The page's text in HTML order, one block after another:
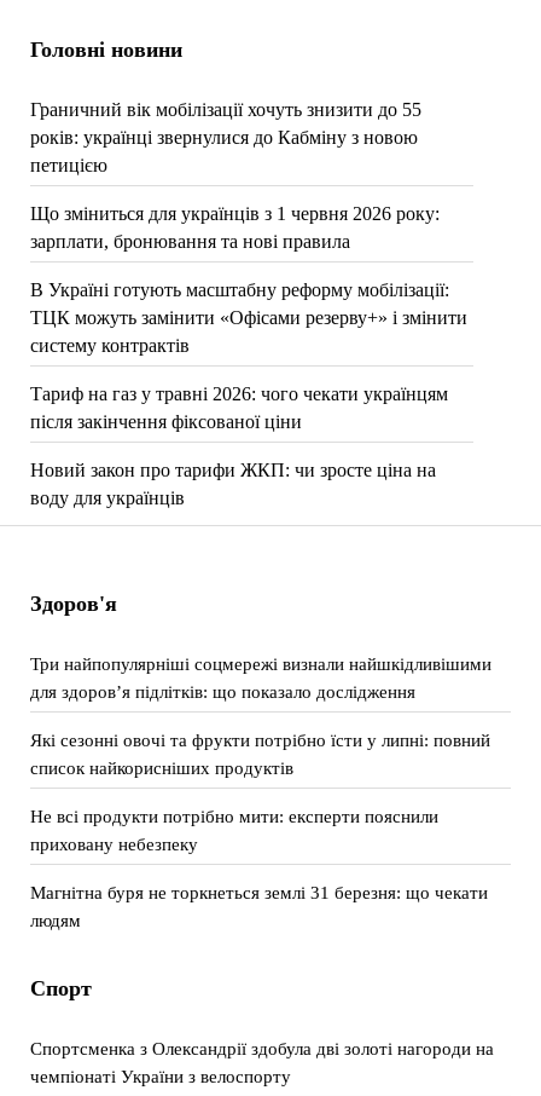
Головні новини
Граничний вік мобілізації хочуть знизити до 55
років: українці звернулися до Кабміну з новою
петицією
Що зміниться для українців з 1 червня 2026 року:
зарплати, бронювання та нові правила
В Україні готують масштабну реформу мобілізації:
ТЦК можуть замінити «Офісами резерву+» і змінити
систему контрактів
Тариф на газ у травні 2026: чого чекати українцям
після закінчення фіксованої ціни
Новий закон про тарифи ЖКП: чи зросте ціна на
воду для українців
Здоров'я
Три найпопулярніші соцмережі визнали найшкідливішими
для здоров’я підлітків: що показало дослідження
Які сезонні овочі та фрукти потрібно їсти у липні: повний
список найкорисніших продуктів
Не всі продукти потрібно мити: експерти пояснили
приховану небезпеку
Магнітна буря не торкнеться землі 31 березня: що чекати
людям
Спорт
Спортсменка з Олександрії здобула дві золоті нагороди на
чемпіонаті України з велоспорту